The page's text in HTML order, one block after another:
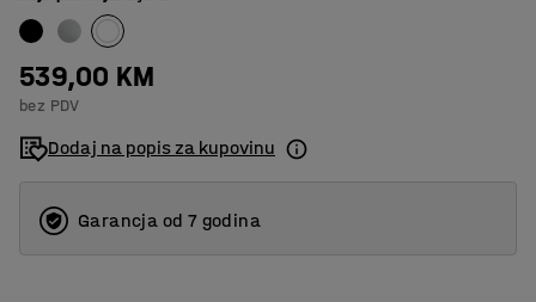
539,00 KM
bez PDV
Dodaj na popis za kupovinu
Garancja od 7 godina